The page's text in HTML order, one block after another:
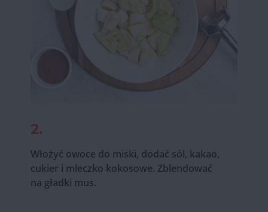
2.
Włożyć owoce do miski, dodać sól, kakao,
cukier i mleczko kokosowe. Zblendować
na gładki mus.